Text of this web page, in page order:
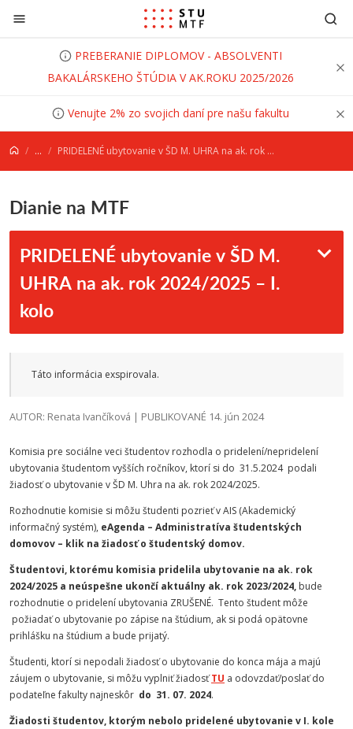
Prejsť na obsah
PREBERANIE DIPLOMOV - ABSOLVENTI
BAKALÁRSKEHO ŠTÚDIA V AK.ROKU 2025/2026
Venujte 2% zo svojich daní pre našu fakultu
... PRIDELENÉ ubytovanie v ŠD M. UHRA na ak. rok 2024/2025 – I. kolo
Dianie na MTF
PRIDELENÉ ubytovanie v ŠD M.
UHRA na ak. rok 2024/2025 – I.
kolo
Táto informácia exspirovala.
AUTOR: Renata Ivančíková | PUBLIKOVANÉ 14. jún 2024
Komisia pre sociálne veci študentov rozhodla o pridelení/nepridelení
ubytovania študentom vyšších ročníkov, ktorí si do 31.5.2024 podali
žiadosť o ubytovanie v ŠD M. Uhra na ak. rok 2024/2025.
Rozhodnutie komisie si môžu študenti pozrieť v AIS (Akademický
informačný systém), eAgenda – Administratíva študentských
domovov – klik na žiadosť o študentský domov.
Študentovi, ktorému komisia pridelila ubytovanie na ak. rok
2024/2025 a neúspešne ukončí aktuálny ak. rok 2023/2024, bude
rozhodnutie o pridelení ubytovania ZRUŠENÉ. Tento študent môže
požiadať o ubytovanie po zápise na štúdium, ak si podá opätovne
prihlášku na štúdium a bude prijatý.
Študenti, ktorí si nepodali žiadosť o ubytovanie do konca mája a majú
záujem o ubytovanie, si môžu vyplniť žiadosťTU a odovzdať/poslať do
podateľne fakulty najneskôr do 31. 07. 2024.
Žiadosti študentov, ktorým nebolo pridelené ubytovanie v I. kole